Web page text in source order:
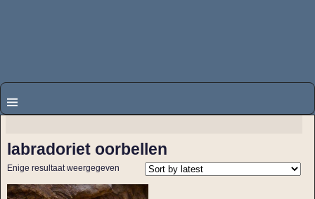
labradoriet oorbellen
Enige resultaat weergegeven